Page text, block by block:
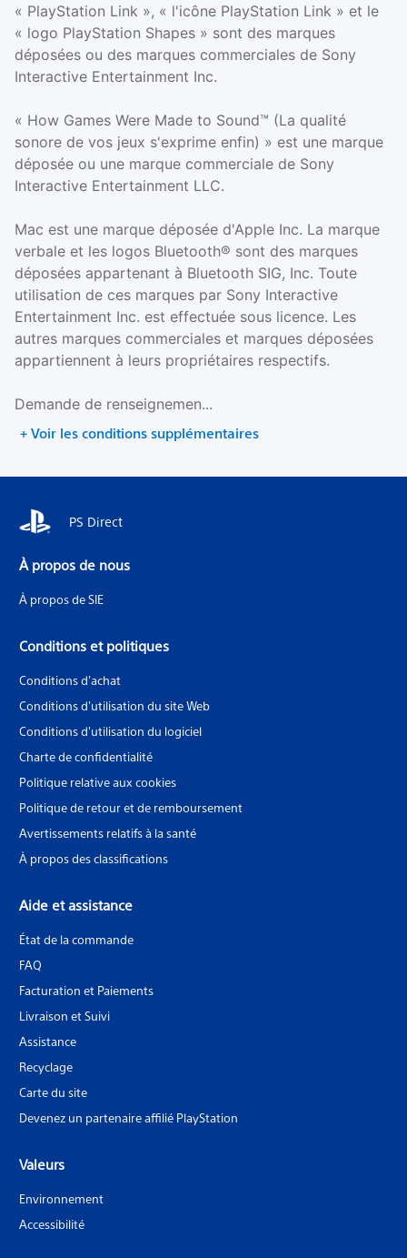
« PlayStation Link », « l'icône PlayStation Link » et le
« logo PlayStation Shapes » sont des marques
déposées ou des marques commerciales de Sony
Interactive Entertainment Inc.
« How Games Were Made to Sound™ (La qualité
sonore de vos jeux s'exprime enfin) » est une marque
déposée ou une marque commerciale de Sony
Interactive Entertainment LLC.
Mac est une marque déposée d'Apple Inc. La marque
verbale et les logos Bluetooth® sont des marques
déposées appartenant à Bluetooth SIG, Inc. Toute
utilisation de ces marques par Sony Interactive
Entertainment Inc. est effectuée sous licence. Les
autres marques commerciales et marques déposées
appartiennent à leurs propriétaires respectifs.
Demande de renseignemen...
+ Voir les conditions supplémentaires
PS Direct
À propos de nous
À propos de SIE
Conditions et politiques
Conditions d'achat
Conditions d'utilisation du site Web
Conditions d'utilisation du logiciel
Charte de confidentialité
Politique relative aux cookies
Politique de retour et de remboursement
Avertissements relatifs à la santé
À propos des classifications
Aide et assistance
État de la commande
FAQ
Facturation et Paiements
Livraison et Suivi
Assistance
Recyclage
Carte du site
Devenez un partenaire affilié PlayStation
Valeurs
Environnement
Accessibilité